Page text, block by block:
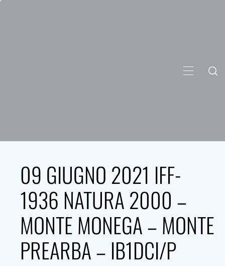
PRIMARY
09 GIUGNO 2021 IFF-
1936 NATURA 2000 –
MONTE MONEGA – MONTE
PREARBA – IB1DCI/P